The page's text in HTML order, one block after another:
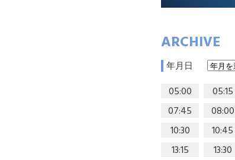
ARCHIVE
年月日
05:00 05:15
07:45
08:00
10:30
10:45
13:15
13:30